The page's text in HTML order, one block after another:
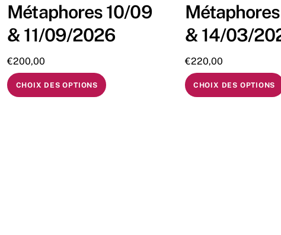
Métaphores 10/09
& 11/09/2026
€200,00
CHOIX DES OPTIONS
& 14/03/
€220,00
CHOIX DES OPTIONS